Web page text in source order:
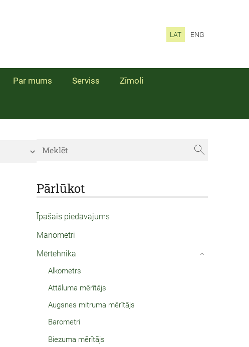
LAT ENG
Par mums Serviss Zīmoli
Pārlūkot
Īpašais piedāvājums
Manometri
Mērtehnika
Alkometrs
Attāluma mērītājs
Augsnes mitruma mērītājs
Barometri
Biezuma mērītājs
›